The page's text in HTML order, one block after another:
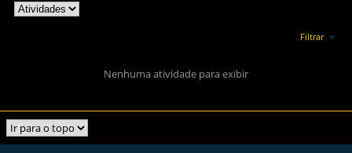
Filtrar
Nenhuma atividade para exibir